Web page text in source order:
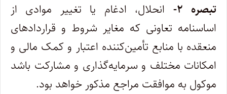
تبصره ۲-
انحلال، ادغام یا تغییر موادی از
اساسنامه تعاونی که مغایر شروط و قراردادهای
منعقده با منابع تأمین‌کننده اعتبار و کمک مالی و
امکانات مختلف و سرمایه‌گذاری و مشارکت باشد
موکول به موافقت مراجع مذکور خواهد بود.